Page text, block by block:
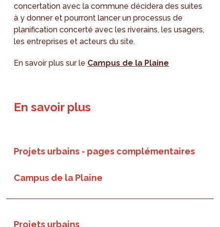
concertation avec la commune décidera des suites
à y donner et pourront lancer un processus de
planification concerté avec les riverains, les usagers,
les entreprises et acteurs du site.
En savoir plus sur le Campus de la Plaine
En savoir plus
Projets urbains - pages complémentaires
Campus de la Plaine
Projets urbains